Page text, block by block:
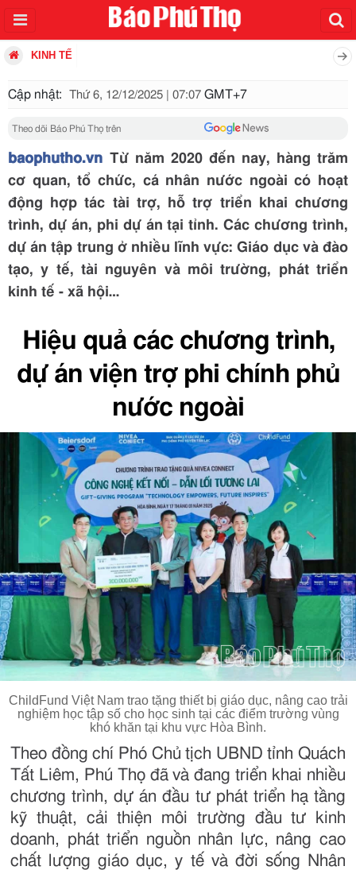
KINH TẾ
Cập nhật: Thứ 6, 12/12/2025 | 07:07 GMT+7
Theo dõi Báo Phú Thọ trên
baophutho.vn Từ năm 2020 đến nay, hàng trăm
cơ quan, tổ chức, cá nhân nước ngoài có hoạt
động hợp tác tài trợ, hỗ trợ triển khai chương
trình, dự án, phi dự án tại tỉnh. Các chương trình,
dự án tập trung ở nhiều lĩnh vực: Giáo dục và đào
tạo, y tế, tài nguyên và môi trường, phát triển
kinh tế - xã hội…
Hiệu quả các chương trình,
dự án viện trợ phi chính phủ
nước ngoài
ChildFund Việt Nam trao tặng thiết bị giáo dục, nâng cao trải
nghiệm học tập số cho học sinh tại các điểm trường vùng
khó khăn tại khu vực Hòa Bình.
Theo đồng chí Phó Chủ tịch UBND tỉnh Quách
Tất Liêm, Phú Thọ đã và đang triển khai nhiều
chương trình, dự án đầu tư phát triển hạ tầng
kỹ thuật, cải thiện môi trường đầu tư kinh
doanh, phát triển nguồn nhân lực, nâng cao
chất lượng giáo dục, y tế và đời sống Nhân